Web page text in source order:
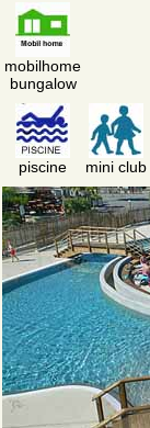
mobilhome
bungalow
piscine mini club